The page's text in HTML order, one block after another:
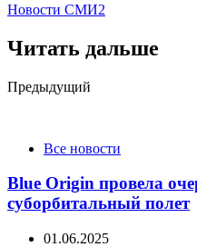
Новости СМИ2
Читать дальше
Post
Предыдущий
Все новости
Blue Origin провела
суборбитальный полет
01.06.2025